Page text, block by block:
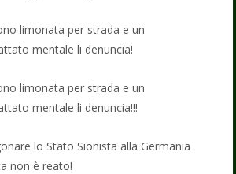
limonata per strada e un
mentale li denuncia!
limonata per strada e un
mentale li denuncia!!!
lo Stato Sionista alla Germania
non è reato!